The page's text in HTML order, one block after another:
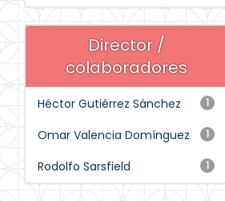
Director /
colaboradores
1
Héctor Gutiérrez Sánchez
1
Omar Valencia Domínguez
1
Rodolfo Sarsfield